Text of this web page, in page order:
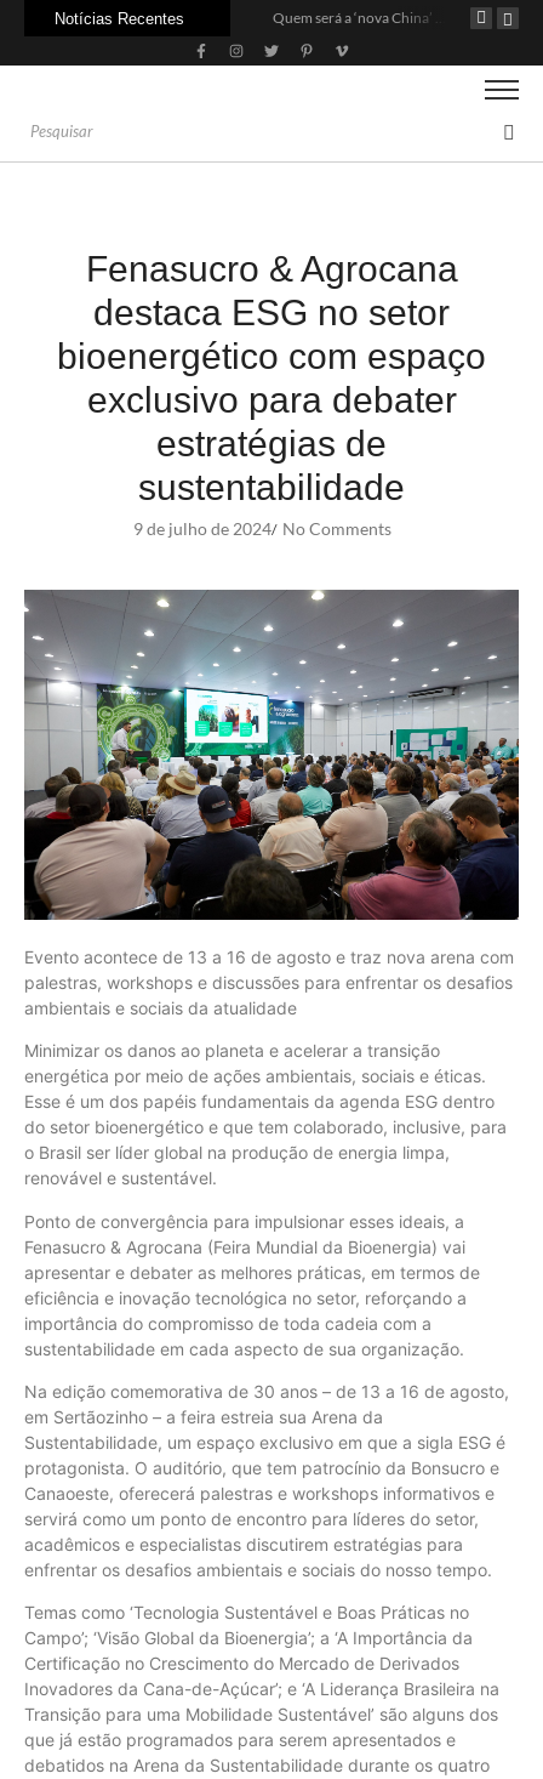
Notícias Recentes Quem será a ‘nova China’ do agro quando o apetite de Pequim acabar?
Fenasucro & Agrocana
destaca ESG no setor
bioenergético com espaço
exclusivo para debater
estratégias de
sustentabilidade
9 de julho de 2024/ No Comments
Evento acontece de 13 a 16 de agosto e traz nova arena com
palestras, workshops e discussões para enfrentar os desafios
ambientais e sociais da atualidade
Minimizar os danos ao planeta e acelerar a transição
energética por meio de ações ambientais, sociais e éticas.
Esse é um dos papéis fundamentais da agenda ESG dentro
do setor bioenergético e que tem colaborado, inclusive, para
o Brasil ser líder global na produção de energia limpa,
renovável e sustentável.
Ponto de convergência para impulsionar esses ideais, a
Fenasucro & Agrocana (Feira Mundial da Bioenergia) vai
apresentar e debater as melhores práticas, em termos de
eficiência e inovação tecnológica no setor, reforçando a
importância do compromisso de toda cadeia com a
sustentabilidade em cada aspecto de sua organização.
Na edição comemorativa de 30 anos – de 13 a 16 de agosto,
em Sertãozinho – a feira estreia sua Arena da
Sustentabilidade, um espaço exclusivo em que a sigla ESG é
protagonista. O auditório, que tem patrocínio da Bonsucro e
Canaoeste, oferecerá palestras e workshops informativos e
servirá como um ponto de encontro para líderes do setor,
acadêmicos e especialistas discutirem estratégias para
enfrentar os desafios ambientais e sociais do nosso tempo.
Temas como ‘Tecnologia Sustentável e Boas Práticas no
Campo’; ‘Visão Global da Bioenergia’; a ‘A Importância da
Certificação no Crescimento do Mercado de Derivados
Inovadores da Cana-de-Açúcar’; e ‘A Liderança Brasileira na
Transição para uma Mobilidade Sustentável’ são alguns dos
que já estão programados para serem apresentados e
debatidos na Arena da Sustentabilidade durante os quatro